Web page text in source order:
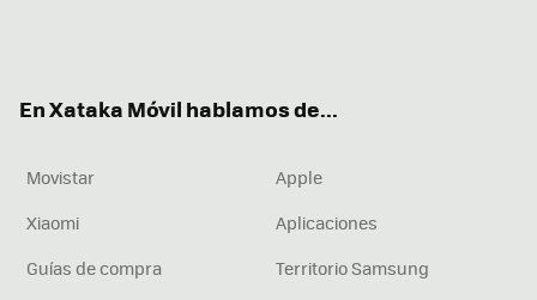
En Xataka Móvil hablamos de...
Movistar
Apple
Xiaomi
Aplicaciones
Guías de compra
Territorio Samsung